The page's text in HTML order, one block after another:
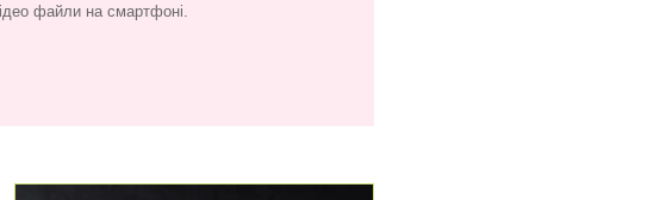
файли на смартфоні.